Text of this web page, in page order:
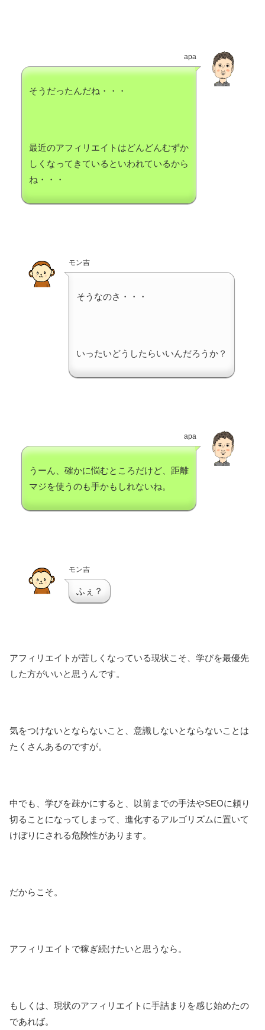
apa
そうだったんだね・・・
最近のアフィリエイトはどんどんむずか
しくなってきているといわれているから
ね・・・
モン吉
そうなのさ・・・
いったいどうしたらいいんだろうか？
apa
うーん、確かに悩むところだけど、距離
マジを使うのも手かもしれないね。
モン吉
ふぇ？
アフィリエイトが苦しくなっている現状こそ、学びを最優先
した方がいいと思うんです。
気をつけないとならないこと、意識しないとならないことは
たくさんあるのですが。
中でも、学びを疎かにすると、以前までの手法やSEOに頼り
切ることになってしまって、進化するアルゴリズムに置いて
けぼりにされる危険性があります。
だからこそ。
アフィリエイトで稼ぎ続けたいと思うなら。
もしくは、現状のアフィリエイトに手詰まりを感じ始めたの
であれば。